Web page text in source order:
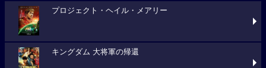
プロジェクト・ヘイル・メアリー
キングダム 大将軍の帰還